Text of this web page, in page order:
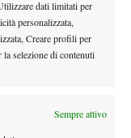
dati limitati per
personalizzata,
Creare profili per
selezione di contenuti
Sempre attivo
al secondo di quali
eKarin Knapp, che
“Lallo” delle
sta ritrovando
per questo torneo,